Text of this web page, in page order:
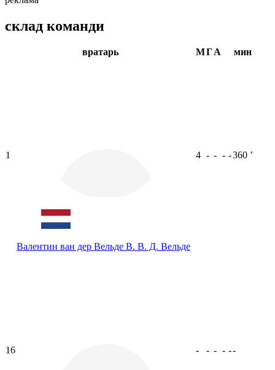
склад команди
вратарь МГА мин
1
Валентин ван дер Вельде В. В. Д. Вельде
4 - - - -360 ʼ
16 - - - - --